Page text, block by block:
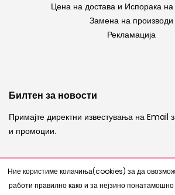
Ние користиме колачиња(cookies) за да
работи правилно како и за нејзино
Цена на достава и Испорака
Замена на производи
Рекламација
Билтен за новости
Примајте директни известувања на Email
и промоции.